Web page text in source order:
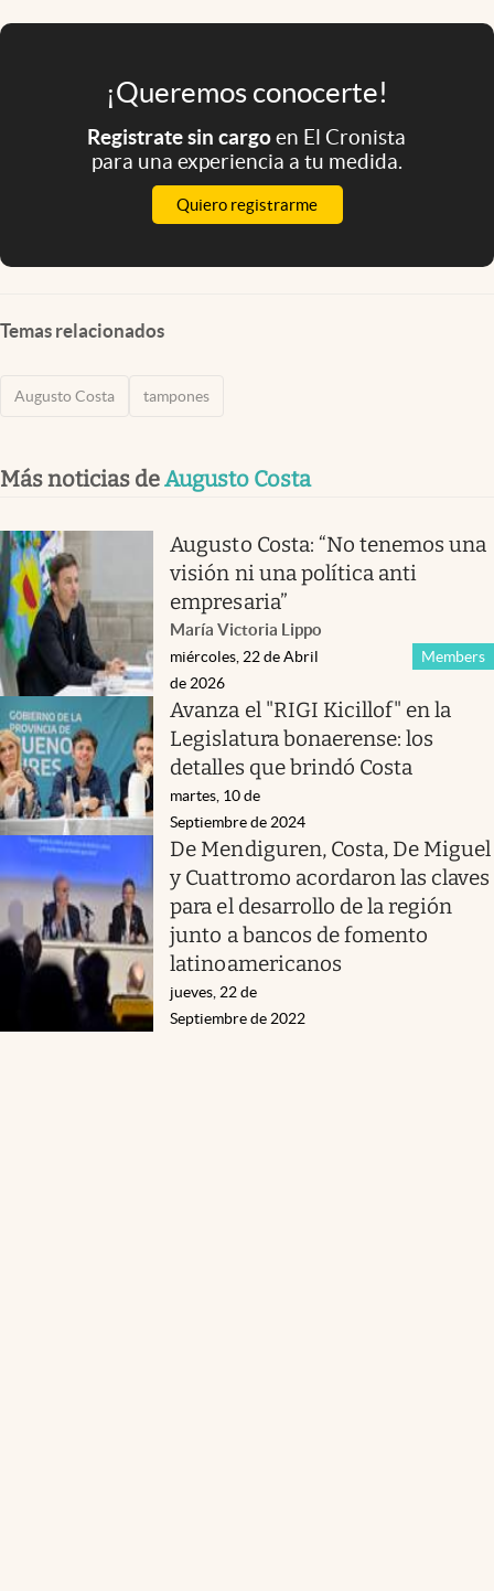
¡Queremos conocerte!
Registrate sin cargoen El Cronista
para una experiencia a tu medida.
Quiero registrarme
Temas relacionados
Augusto Costa tampones
Más noticias deAugusto Costa
Augusto Costa: “No tenemos una
visión ni una política anti
empresaria”
María Victoria Lippo
Members
miércoles, 22 de Abril
de 2026
Avanza el "RIGI Kicillof" en la
Legislatura bonaerense: los
detalles que brindó Costa
martes, 10 de
Septiembre de 2024
De Mendiguren, Costa, De Miguel
y Cuattromo acordaron las claves
para el desarrollo de la región
junto a bancos de fomento
latinoamericanos
jueves, 22 de
Septiembre de 2022